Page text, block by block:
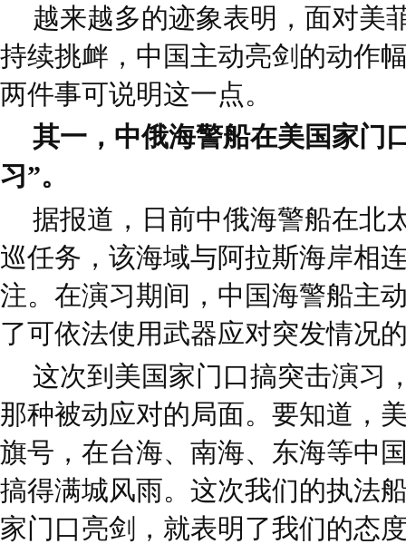
越来越多的迹象表明，面对美
持续挑衅，中国主动亮剑的动作
两件事可说明这一点。
其一，中俄海警船在美国家门
习”。
据报道，日前中俄海警船在北
巡任务，该海域与阿拉斯海岸相
注。在演习期间，中国海警船主
了可依法使用武器应对突发情况
这次到美国家门口搞突击演习
那种被动应对的局面。要知道，
旗号，在台海、南海、东海等中
搞得满城风雨。这次我们的执法
家门口亮剑，就表明了我们的态